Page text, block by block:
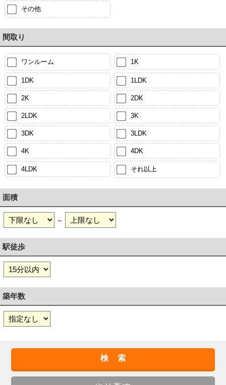
その他
間取り
ワンルーム 1K
1DK 1LDK
2K 2DK
2LDK 3K
3DK 3LDK
4K 4DK
4LDK それ以上
面積
～
駅徒歩
築年数